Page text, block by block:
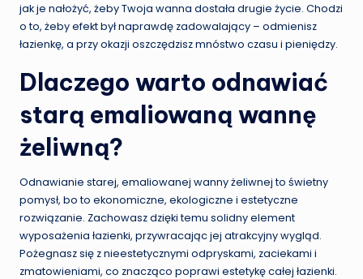
jak je nałożyć, żeby Twoja wanna dostała drugie życie. Chodzi
o to, żeby efekt był naprawdę zadowalający – odmienisz
łazienkę, a przy okazji oszczędzisz mnóstwo czasu i pieniędzy.
Dlaczego warto odnawiać
starą emaliowaną wannę
żeliwną?
Odnawianie starej, emaliowanej wanny żeliwnej to świetny
pomysł, bo to ekonomiczne, ekologiczne i estetyczne
rozwiązanie. Zachowasz dzięki temu solidny element
wyposażenia łazienki, przywracając jej atrakcyjny wygląd.
Pożegnasz się z nieestetycznymi odpryskami, zaciekami i
zmatowieniami, co znacząco poprawi estetykę całej łazienki.